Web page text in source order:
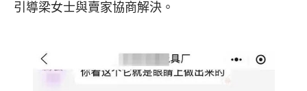
引導梁女士與賣家協商解決。